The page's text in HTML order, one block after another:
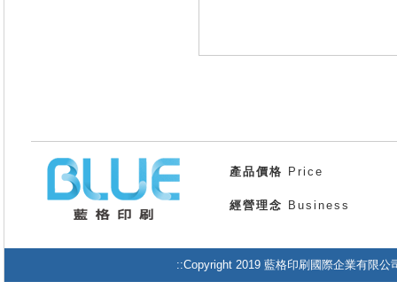
產品價格 Price
經營理念 Business
::Copyright 2019 藍格印刷國際企業有限